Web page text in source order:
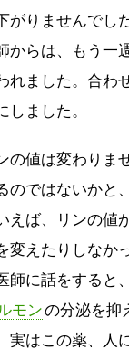
がりませんでし
からは、もう一
れました。合わ
しました。
の値は変わりま
のではないかと
えば、リンの値
変えたりしなか
師に話をすると
モンの分泌を抑
実はこの薬、人